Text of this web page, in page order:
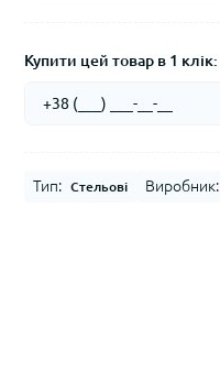
Купити цей товар в 1 клік:
Тип: Стельові Виробник: